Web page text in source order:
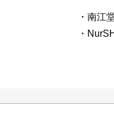
・南江
・